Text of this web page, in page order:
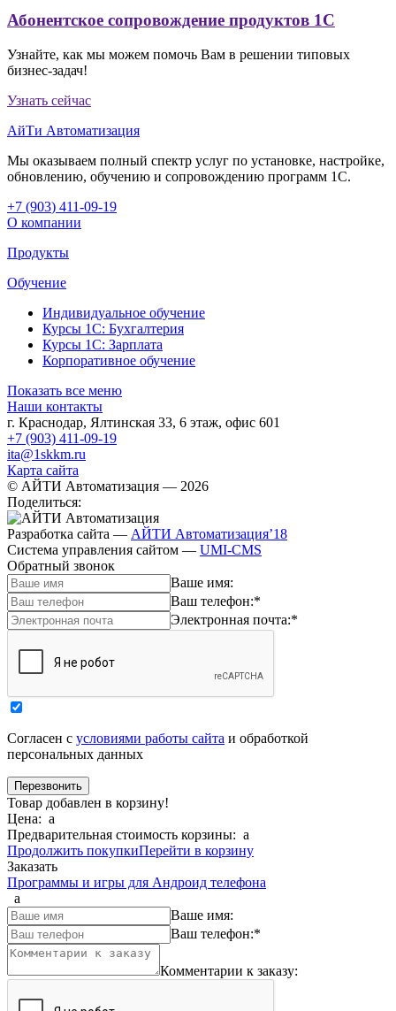
Абонентское сопровождение продуктов 1C
Узнайте, как мы можем помочь Вам в решении типовых
бизнес-задач!
Узнать сейчас
АйТи Автоматизация
Мы оказываем полный спектр услуг по установке, настройке,
обновлению, обучению и сопровождению программ 1С.
+7 (903) 411-09-19
О компании
Продукты
Обучение
Индивидуальное обучение
Курсы 1С: Бухгалтерия
Курсы 1С: Зарплата
Корпоративное обучение
Показать все меню
Наши контакты
г. Краснодар, Ялтинская 33, 6 этаж, офис 601
+7 (903) 411-09-19
ita@1skkm.ru
Карта сайта
© АЙТИ Автоматизация — 2026
Поделиться:
Разработка сайта — АЙТИ Автоматизация’18
Система управления сайтом — UMI-CMS
Обратный звонок
Ваше имя:
Ваш телефон:*
Электронная почта:*
Согласен с условиями работы сайта и обработкой
персональных данных
Товар добавлен в корзину!
Цена: a
Предварительная стоимость корзины: a
Продолжить покупкиПерейти в корзину
Заказать
Программы и игры для Андроид телефона
a
Ваше имя:
Ваш телефон:*
Комментарии к заказу: